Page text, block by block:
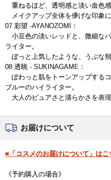
重ねるほど、透明感と淡い血色
メイクアップ全体を儚げな印象に
07 彩望 -AYANOZOMI：
小豆色の淡いレッドと、微細な
ライター。
ぽっと上気したような、うぶな頬
08 透眺 - SUKINAGAME：
ぽわっと肌をトーンアップする
ブルーのハイライター。
大人のピュアさと清らかさを表現
お届けについて
■「コスメのお届けについて」はこ
《予約購入の場合》